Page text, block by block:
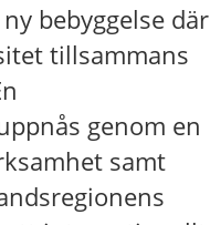
bebyggelse där
tillsammans
genom en
samt